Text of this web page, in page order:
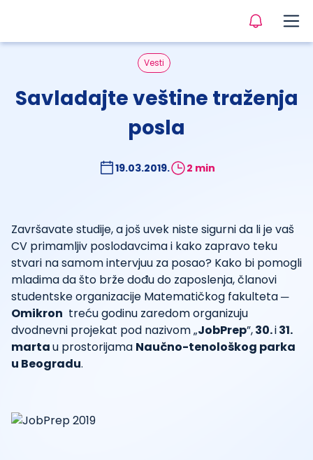
Vesti
Savladajte veštine traženja
posla
19.03.2019. 2 min
Završavate studije, a još uvek niste sigurni da li je vaš
CV primamljiv poslodavcima i kako zapravo teku
stvari na samom intervjuu za posao? Kako bi pomogli
mladima da što brže dođu do zaposlenja, članovi
studentske organizacije Matematičkog fakulteta ─
Omikron treću godinu zaredom organizuju
dvodnevni projekat pod nazivom „JobPrep”,30.i31.
martau prostorijama Naučno-tenološkog parka
u Beogradu.